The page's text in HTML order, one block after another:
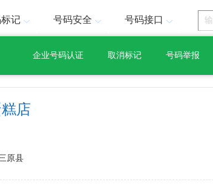
记 号码安全 号码接口
企业号码认证 取消标记 号码举报
店
原县